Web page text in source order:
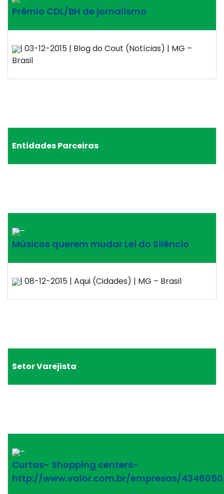
Prêmio CDL/BH de jornalismo
| 03-12-2015 | Blog do Cout (Notícias) | MG –
Brasil
Entidades Parceiras
–
Músicos querem mudar Lei do Silêncio
| 08-12-2015 | Aqui (Cidades) | MG – Brasil
Setor Varejista
–
Curtas- Shopping centers-
http://www.valor.com.br/empresas/